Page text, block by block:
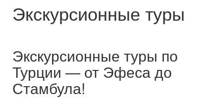
Экскурсионные туры
Экскурсионные туры по
Турции — от Эфеса до
Стамбула!